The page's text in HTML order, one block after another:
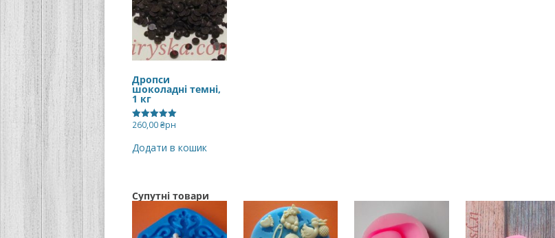
Дропси
шоколадні темні,
1 кг
Оцінено в
260,00₴рн
Додати в кошик
Супутні товари